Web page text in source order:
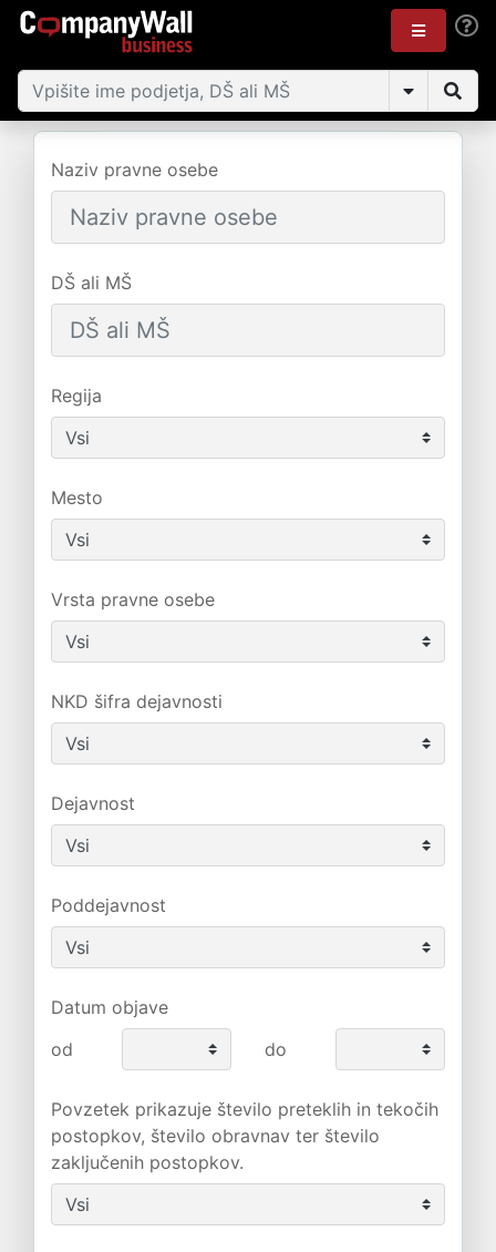
Naziv pravne osebe
DŠ ali MŠ
Regija
Mesto
Vrsta pravne osebe
NKD šifra dejavnosti
Dejavnost
Poddejavnost
Datum objave
od
do
Povzetek prikazuje število preteklih in tekočih
postopkov, število obravnav ter število
zaključenih postopkov.